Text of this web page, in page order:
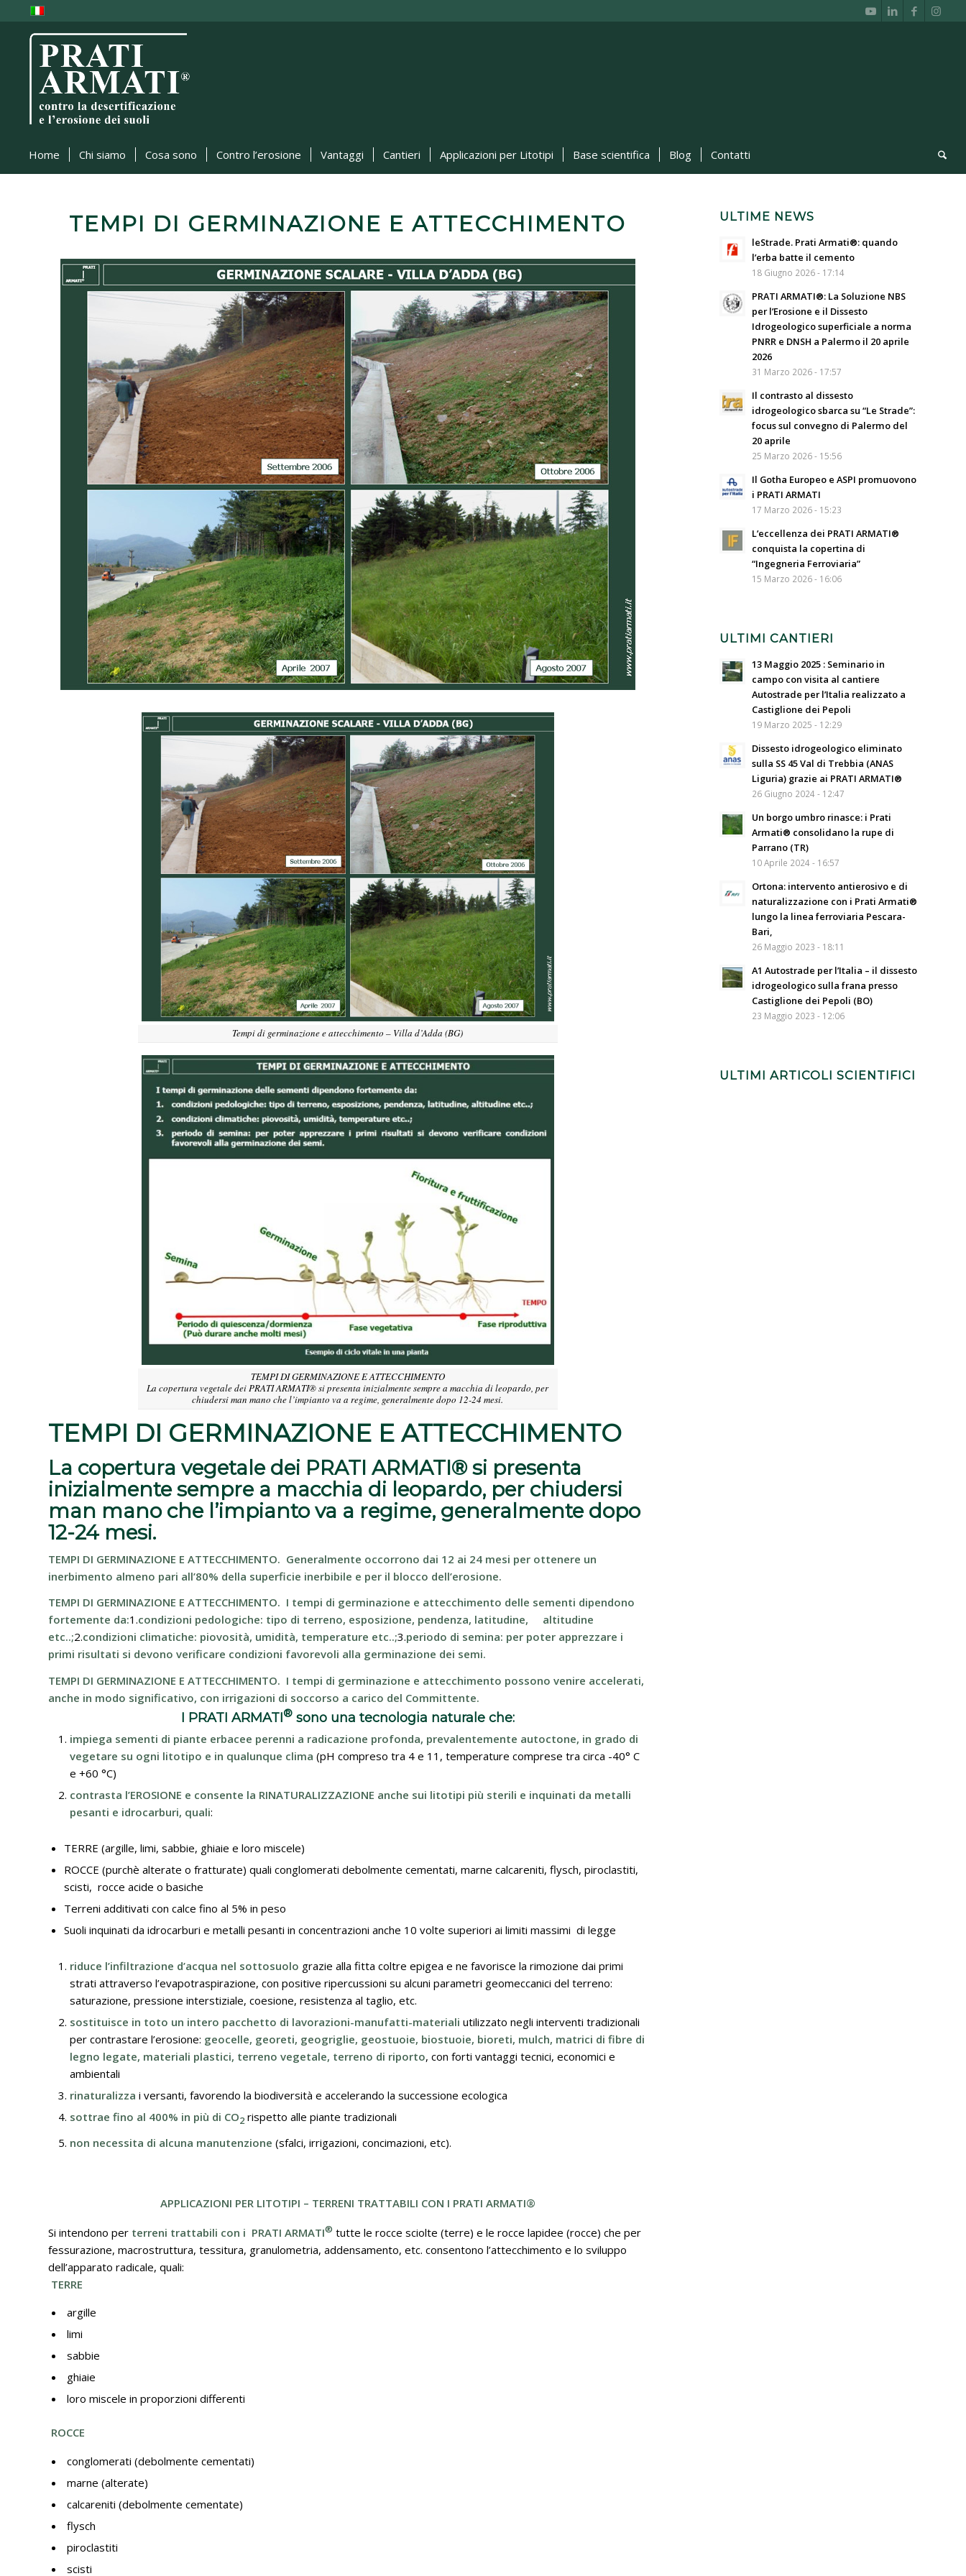
Home Chi siamo Cosa sono Contro l’erosione Vantaggi Cantieri Applicazioni per Litotipi Base scientifica Blog Contatti
TEMPI DI GERMINAZIONE E ATTECCHIMENTO
Tempi di germinazione e attecchimento – Villa d’Adda (BG)
TEMPI DI GERMINAZIONE E ATTECCHIMENTO
La copertura vegetale dei PRATI ARMATI® si presenta inizialmente sempre a macchia di leopardo, per
chiudersi man mano che l’impianto va a regime, generalmente dopo 12-24 mesi.
TEMPI DI GERMINAZIONE E ATTECCHIMENTO
La copertura vegetale dei PRATI ARMATI® si presenta
inizialmente sempre a macchia di leopardo, per chiudersi
man mano che l’impianto va a regime, generalmente dopo
12-24 mesi.
TEMPI DI GERMINAZIONE E ATTECCHIMENTO. Generalmente occorrono dai 12 ai 24 mesi per ottenere un
inerbimento almeno pari all’80% della superficie inerbibile e per il blocco dell’erosione.
TEMPI DI GERMINAZIONE E ATTECCHIMENTO. I tempi di germinazione e attecchimento delle sementi dipendono
fortemente da:1.condizioni pedologiche: tipo di terreno, esposizione, pendenza, latitudine, altitudine
etc..;2.condizioni climatiche: piovosità, umidità, temperature etc..;3.periodo di semina: per poter apprezzare i
primi risultati si devono verificare condizioni favorevoli alla germinazione dei semi.
TEMPI DI GERMINAZIONE E ATTECCHIMENTO. I tempi di germinazione e attecchimento possono venire accelerati,
anche in modo significativo, con irrigazioni di soccorso a carico del Committente.
I PRATI ARMATI®sono una tecnologia naturale che:
impiega sementi di piante erbacee perenni a radicazione profonda, prevalentemente autoctone, in grado di
vegetare su ogni litotipo e in qualunque clima (pH compreso tra 4 e 11, temperature comprese tra circa -40° C
e +60 °C)
contrasta l’EROSIONE e consente la RINATURALIZZAZIONE anche sui litotipi più sterili e inquinati da metalli
pesanti e idrocarburi, quali:
TERRE (argille, limi, sabbie, ghiaie e loro miscele)
ROCCE (purchè alterate o fratturate) quali conglomerati debolmente cementati, marne calcareniti, flysch, piroclastiti,
scisti, rocce acide o basiche
Terreni additivati con calce fino al 5% in peso
Suoli inquinati da idrocarburi e metalli pesanti in concentrazioni anche 10 volte superiori ai limiti massimi di legge
riduce l’infiltrazione d’acqua nel sottosuolo grazie alla fitta coltre epigea e ne favorisce la rimozione dai primi
strati attraverso l’evapotraspirazione, con positive ripercussioni su alcuni parametri geomeccanici del terreno:
saturazione, pressione interstiziale, coesione, resistenza al taglio, etc.
sostituisce in toto un intero pacchetto di lavorazioni-manufatti-materiali utilizzato negli interventi tradizionali
per contrastare l’erosione: geocelle, georeti, geogriglie, geostuoie, biostuoie, bioreti, mulch, matrici di fibre di
legno legate, materiali plastici, terreno vegetale, terreno di riporto, con forti vantaggi tecnici, economici e
ambientali
rinaturalizza i versanti, favorendo la biodiversità e accelerando la successione ecologica
sottrae fino al 400% in più di CO2 rispetto alle piante tradizionali
non necessita di alcuna manutenzione (sfalci, irrigazioni, concimazioni, etc).
APPLICAZIONI PER LITOTIPI – TERRENI TRATTABILI CON I PRATI ARMATI®
Si intendono per terreni trattabili con i PRATI ARMATI® tutte le rocce sciolte (terre) e le rocce lapidee (rocce) che per
fessurazione, macrostruttura, tessitura, granulometria, addensamento, etc. consentono l’attecchimento e lo sviluppo
dell’apparato radicale, quali:
TERRE
argille
limi
sabbie
ghiaie
loro miscele in proporzioni differenti
ROCCE
conglomerati (debolmente cementati)
marne (alterate)
calcareniti (debolmente cementate)
flysch
piroclastiti
scisti
ULTIME NEWS
leStrade. Prati Armati®: quando
l’erba batte il cemento
18 Giugno 2026 - 17:14
PRATI ARMATI®: La Soluzione NBS
per l’Erosione e il Dissesto
Idrogeologico superficiale a norma
PNRR e DNSH a Palermo il 20 aprile
2026
31 Marzo 2026 - 17:57
Il contrasto al dissesto
idrogeologico sbarca su “Le Strade”:
focus sul convegno di Palermo del
20 aprile
25 Marzo 2026 - 15:56
Il Gotha Europeo e ASPI promuovono
i PRATI ARMATI
17 Marzo 2026 - 15:23
L’eccellenza dei PRATI ARMATI®
conquista la copertina di
“Ingegneria Ferroviaria”
15 Marzo 2026 - 16:06
ULTIMI CANTIERI
13 Maggio 2025 : Seminario in
campo con visita al cantiere
Autostrade per l’Italia realizzato a
Castiglione dei Pepoli
19 Marzo 2025 - 12:29
Dissesto idrogeologico eliminato
sulla SS 45 Val di Trebbia (ANAS
Liguria) grazie ai PRATI ARMATI®
26 Giugno 2024 - 12:47
Un borgo umbro rinasce: i Prati
Armati® consolidano la rupe di
Parrano (TR)
10 Aprile 2024 - 16:57
Ortona: intervento antierosivo e di
naturalizzazione con i Prati Armati®
lungo la linea ferroviaria Pescara-
Bari,
26 Maggio 2023 - 18:11
A1 Autostrade per l’Italia – il dissesto
idrogeologico sulla frana presso
Castiglione dei Pepoli (BO)
23 Maggio 2023 - 12:06
ULTIMI ARTICOLI SCIENTIFICI